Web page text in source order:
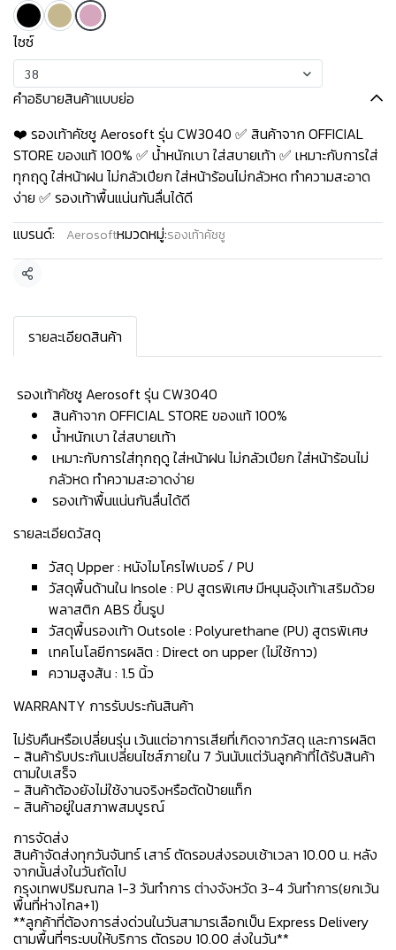
ไซซ์
38
คำอธิบายสินค้าแบบย่อ
❤️ รองเท้าคัชชู Aerosoft รุ่น CW3040 ✅ สินค้าจาก OFFICIAL
STORE ของแท้ 100% ✅ น้ำหนักเบา ใส่สบายเท้า ✅ เหมาะกับการใส่
ทุกฤดู ใส่หน้าฝน ไม่กลัวเปียก ใส่หน้าร้อนไม่กลัวหด ทำความสะอาด
ง่าย ✅ รองเท้าพื้นแน่นกันลื่นได้ดี
แบรนด์:
Aerosoftหมวดหมู่:รองเท้าคัชชู
แชร์
รายละเอียดสินค้า
️ รองเท้าคัชชู Aerosoft รุ่น CW3040
สินค้าจาก OFFICIAL STORE ของแท้ 100%
น้ำหนักเบา ใส่สบายเท้า
เหมาะกับการใส่ทุกฤดู ใส่หน้าฝน ไม่กลัวเปียก ใส่หน้าร้อนไม่
กลัวหด ทำความสะอาดง่าย
รองเท้าพื้นแน่นกันลื่นได้ดี
รายละเอียดวัสดุ
วัสดุ Upper : หนังไมโครไฟเบอร์ / PU
วัสดุพื้นด้านใน Insole : PU สูตรพิเศษ มีหนุนอุ้งเท้าเสริมด้วย
พลาสติก ABS ขึ้นรูป
วัสดุพื้นรองเท้า Outsole : Polyurethane (PU) สูตรพิเศษ
เทคโนโลยีการผลิต : Direct on upper (ไม่ใช้กาว)
ความสูงส้น : 1.5 นิ้ว
WARRANTY การรับประกันสินค้า
ไม่รับคืนหรือเปลี่ยนรุ่น เว้นแต่อาการเสียที่เกิดจากวัสดุ และการผลิต
- สินค้ารับประกันเปลี่ยนไซส์ภายใน 7 วันนับแต่วันลูกค้าที่ได้รับสินค้า
ตามใบเสร็จ
- สินค้าต้องยังไม่ใช้งานจริงหรือตัดป้ายแท็ก
- สินค้าอยู่ในสภาพสมบูรณ์
การจัดส่ง
สินค้าจัดส่งทุกวันจันทร์ เสาร์ ตัดรอบส่งรอบเช้าเวลา 10.00 น. หลัง
จากนั้นส่งในวันถัดไป
กรุงเทพปริมณฑล 1-3 วันทำการ ต่างจังหวัด 3-4 วันทำการ(ยกเว้น
พื้นที่ห่างไกล+1)
**ลูกค้าที่ต้องการส่งด่วนในวันสามารเลือกเป็น Express Delivery
ตามพื้นที่ๆระบบให้บริการ ตัดรอบ 10.00 ส่งในวัน**